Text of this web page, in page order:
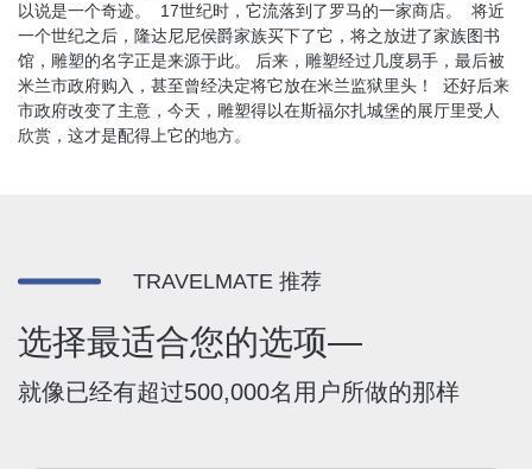
以说是一个奇迹。 17世纪时，它流落到了罗马的一家商店。 将近
一个世纪之后，隆达尼尼侯爵家族买下了它，将之放进了家族图书
馆，雕塑的名字正是来源于此。 后来，雕塑经过几度易手，最后被
米兰市政府购入，甚至曾经决定将它放在米兰监狱里头！ 还好后来
市政府改变了主意，今天，雕塑得以在斯福尔扎城堡的展厅里受人
欣赏，这才是配得上它的地方。
TRAVELMATE 推荐
选择最适合您的选项—
就像已经有超过500,000名用户所做的那样